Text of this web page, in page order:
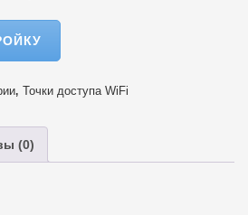
, Точки доступа WiFi
(0)